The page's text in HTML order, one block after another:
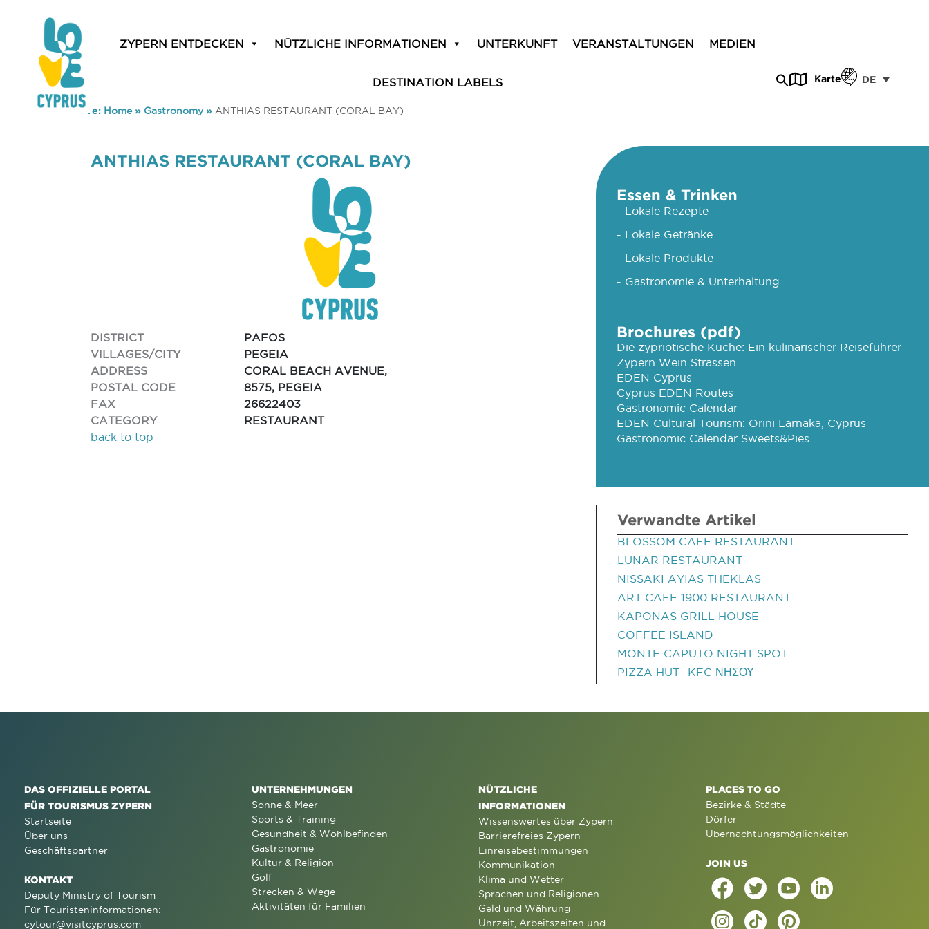
ZYPERN ENTDECKEN NÜTZLICHE INFORMATIONEN UNTERKUNFT VERANSTALTUNGEN MEDIEN
DESTINATION LABELS Karte DE
You are here: Home» Gastronomy» ANTHIAS RESTAURANT (CORAL BAY)
ANTHIAS RESTAURANT (CORAL BAY)
DISTRICT
PAFOS
VILLAGES/CITY
PEGEIA
ADDRESS
CORAL BEACH AVENUE,
POSTAL CODE
8575, PEGEIA
FAX
26622403
CATEGORY
RESTAURANT
back to top
Essen & Trinken
- Lokale Rezepte
- Lokale Getränke
- Lokale Produkte
- Gastronomie & Unterhaltung
Brochures (pdf)
Die zypriotische Küche: Ein kulinarischer Reiseführer
Zypern Wein Strassen
EDEN Cyprus
Cyprus EDEN Routes
Gastronomic Calendar
EDEN Cultural Tourism: Orini Larnaka, Cyprus
Gastronomic Calendar Sweets&Pies
Verwandte Artikel
BLOSSOM CAFE RESTAURANT
LUNAR RESTAURANT
NISSAKI AYIAS THEKLAS
ART CAFE 1900 RESTAURANT
KAPONAS GRILL HOUSE
COFFEE ISLAND
MONTE CAPUTO NIGHT SPOT
PIZZA HUT- KFC ΝΗΣΟΥ
DAS OFFIZIELLE PORTAL
FÜR TOURISMUS ZYPERN
Startseite
Über uns
Geschäftspartner
KONTAKT
Deputy Ministry of Tourism
Für Touristeninformationen:
cytour@visitcyprus.com
UNTERNEHMUNGEN
Sonne & Meer
Sports & Training
Gesundheit & Wohlbefinden
Gastronomie
Kultur & Religion
Golf
Strecken & Wege
Aktivitäten für Familien
NÜTZLICHE
INFORMATIONEN
Wissenswertes über Zypern
Barrierefreies Zypern
Einreisebestimmungen
Kommunikation
Klima und Wetter
Sprachen und Religionen
Geld und Währung
Uhrzeit, Arbeitszeiten und
PLACES TO GO
Bezirke & Städte
Dörfer
Übernachtungsmöglichkeiten
JOIN US